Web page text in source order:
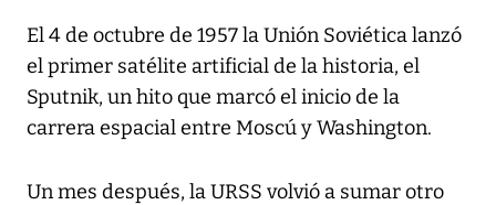
El 4 de octubre de 1957 la Unión Soviética lanzó
el primer satélite artificial de la historia, el
Sputnik, un hito que marcó el inicio de la
carrera espacial entre Moscú y Washington.
Un mes después, la URSS volvió a sumar otro